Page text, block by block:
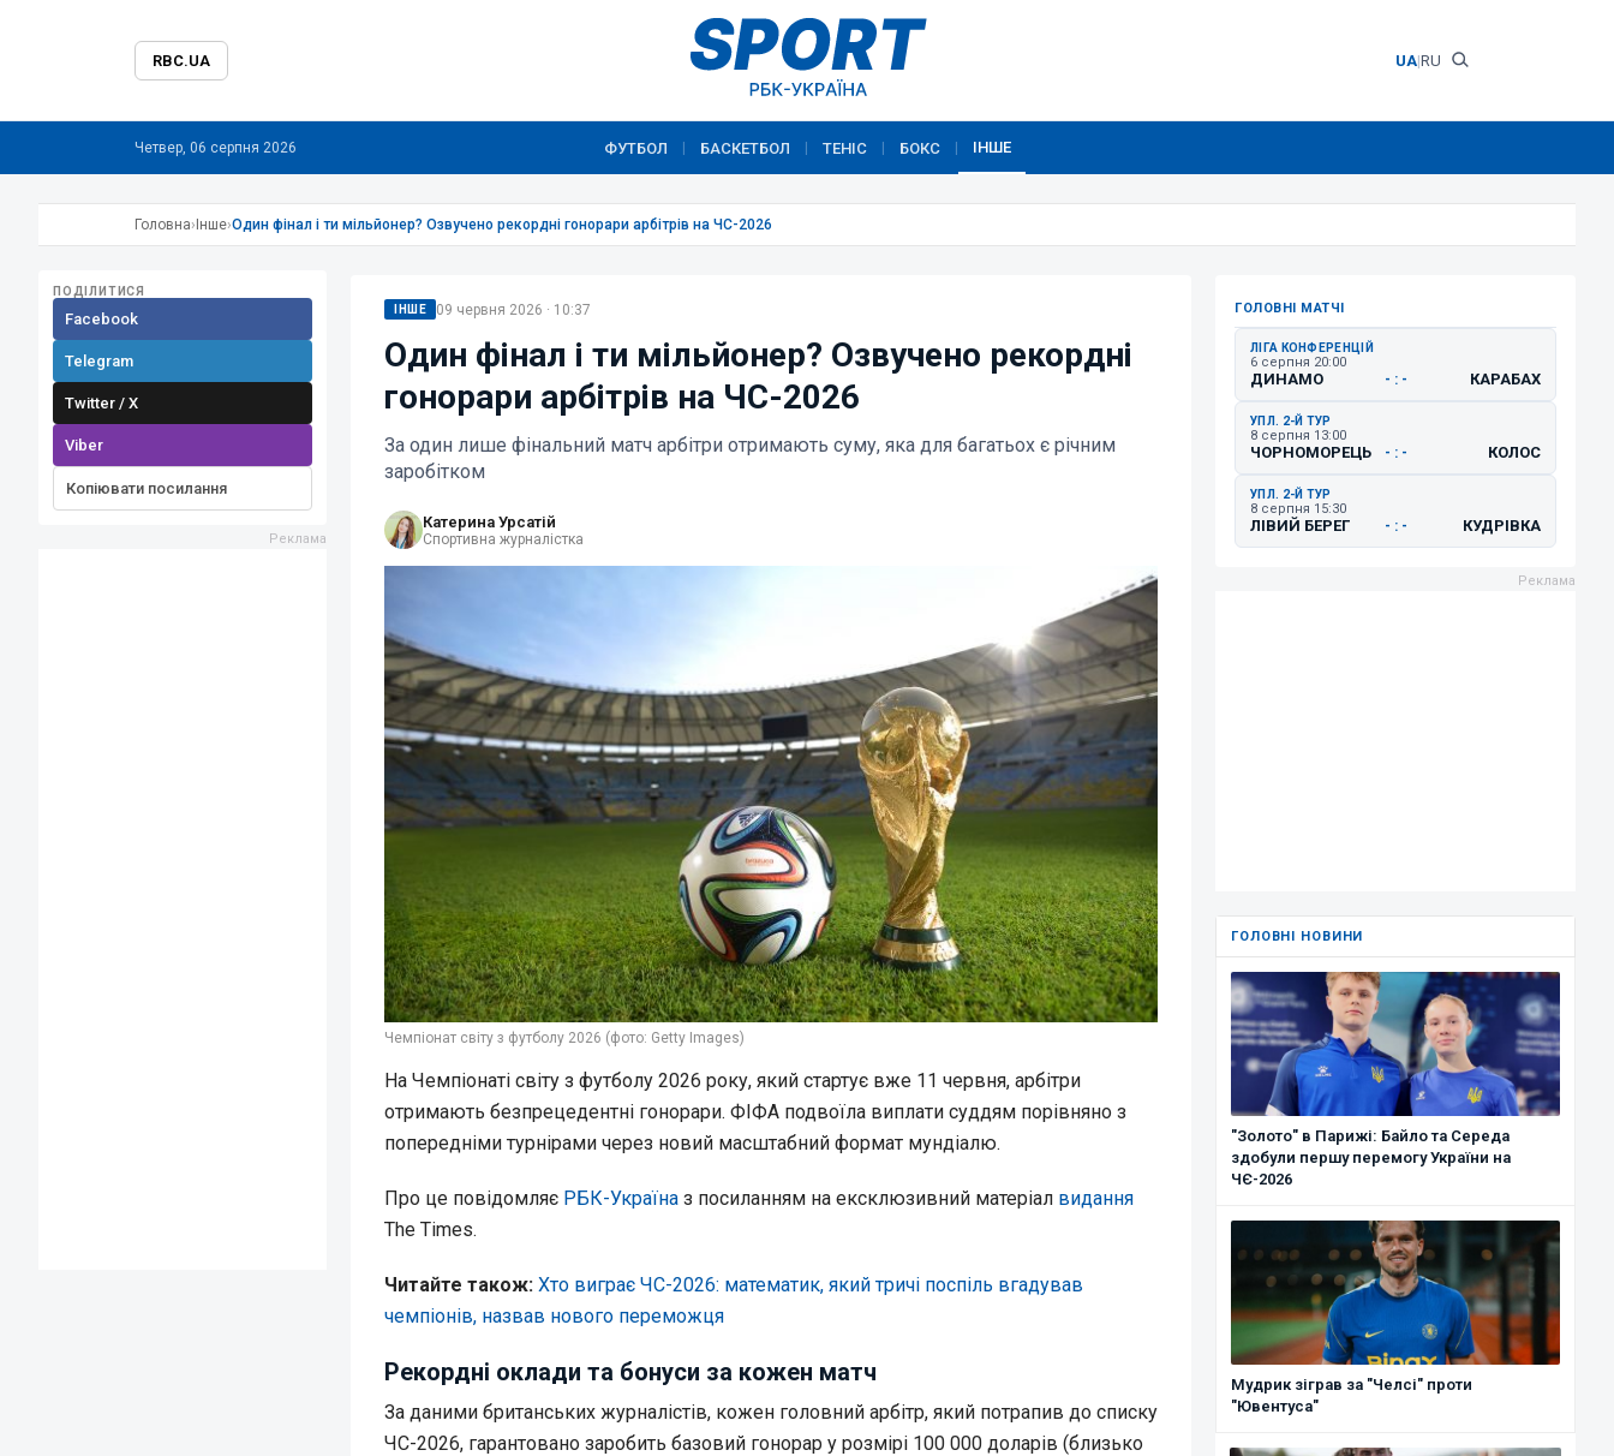
RBC.UA UA|RU
Четвер, 06 серпня 2026 ФУТБОЛ БАСКЕТБОЛ ТЕНІС БОКС ІНШЕ
Головна› Інше›Один фінал і ти мільйонер? Озвучено рекордні гонорари арбітрів на ЧС-2026
ПОДІЛИТИСЯ
Facebook
Telegram
Twitter / X
Viber
Копіювати посилання
ІНШЕ 09 червня 2026 · 10:37
Один фінал і ти мільйонер? Озвучено рекордні
гонорари арбітрів на ЧС-2026
За один лише фінальний матч арбітри отримають суму, яка для багатьох є річним
заробітком
Катерина Урсатій
Спортивна журналістка
Чемпіонат світу з футболу 2026 (фото: Getty Images)
На Чемпіонаті світу з футболу 2026 року, який стартує вже 11 червня, арбітри
отримають безпрецедентні гонорари. ФІФА подвоїла виплати суддям порівняно з
попередніми турнірами через новий масштабний формат мундіалю.
Про це повідомляє РБК-Україна з посиланням на ексклюзивний матеріал видання
The Times.
Читайте також: Хто виграє ЧС-2026: математик, який тричі поспіль вгадував
чемпіонів, назвав нового переможця
Рекордні оклади та бонуси за кожен матч
За даними британських журналістів, кожен головний арбітр, який потрапив до списку
ЧС-2026, гарантовано заробить базовий гонорар у розмірі 100 000 доларів (близько
ГОЛОВНІ МАТЧІ
ЛІГА КОНФЕРЕНЦІЙ
6 серпня 20:00
ДИНАМО - : - КАРАБАХ
УПЛ. 2-Й ТУР
8 серпня 13:00
ЧОРНОМОРЕЦЬ - : - КОЛОС
УПЛ. 2-Й ТУР
8 серпня 15:30
ЛІВИЙ БЕРЕГ - : - КУДРІВКА
ГОЛОВНІ НОВИНИ
"Золото" в Парижі: Байло та Середа
здобули першу перемогу України на
ЧЄ-2026
Мудрик зіграв за "Челсі" проти
"Ювентуса"